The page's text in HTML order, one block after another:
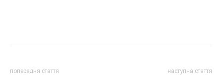
попередня стаття наступна стаття